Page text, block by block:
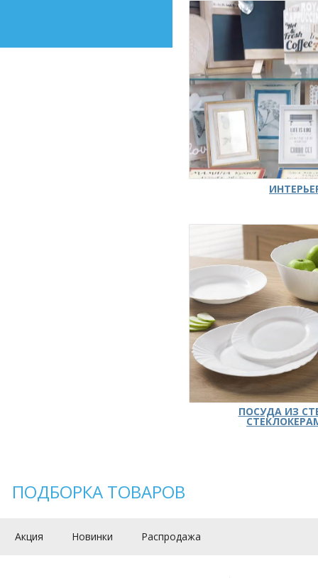
ПОСУДА ИЗ
ПОДБОРКА ТОВАРОВ
Акция Новинки Распродажа